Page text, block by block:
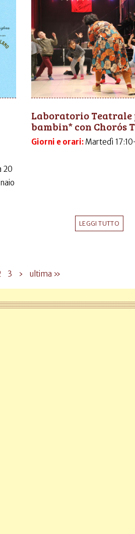
20
Laboratorio Teatrale
bambin* con Chorós
Giorni e orari: Martedì
LEGGI TUTTO
3 › ultima »